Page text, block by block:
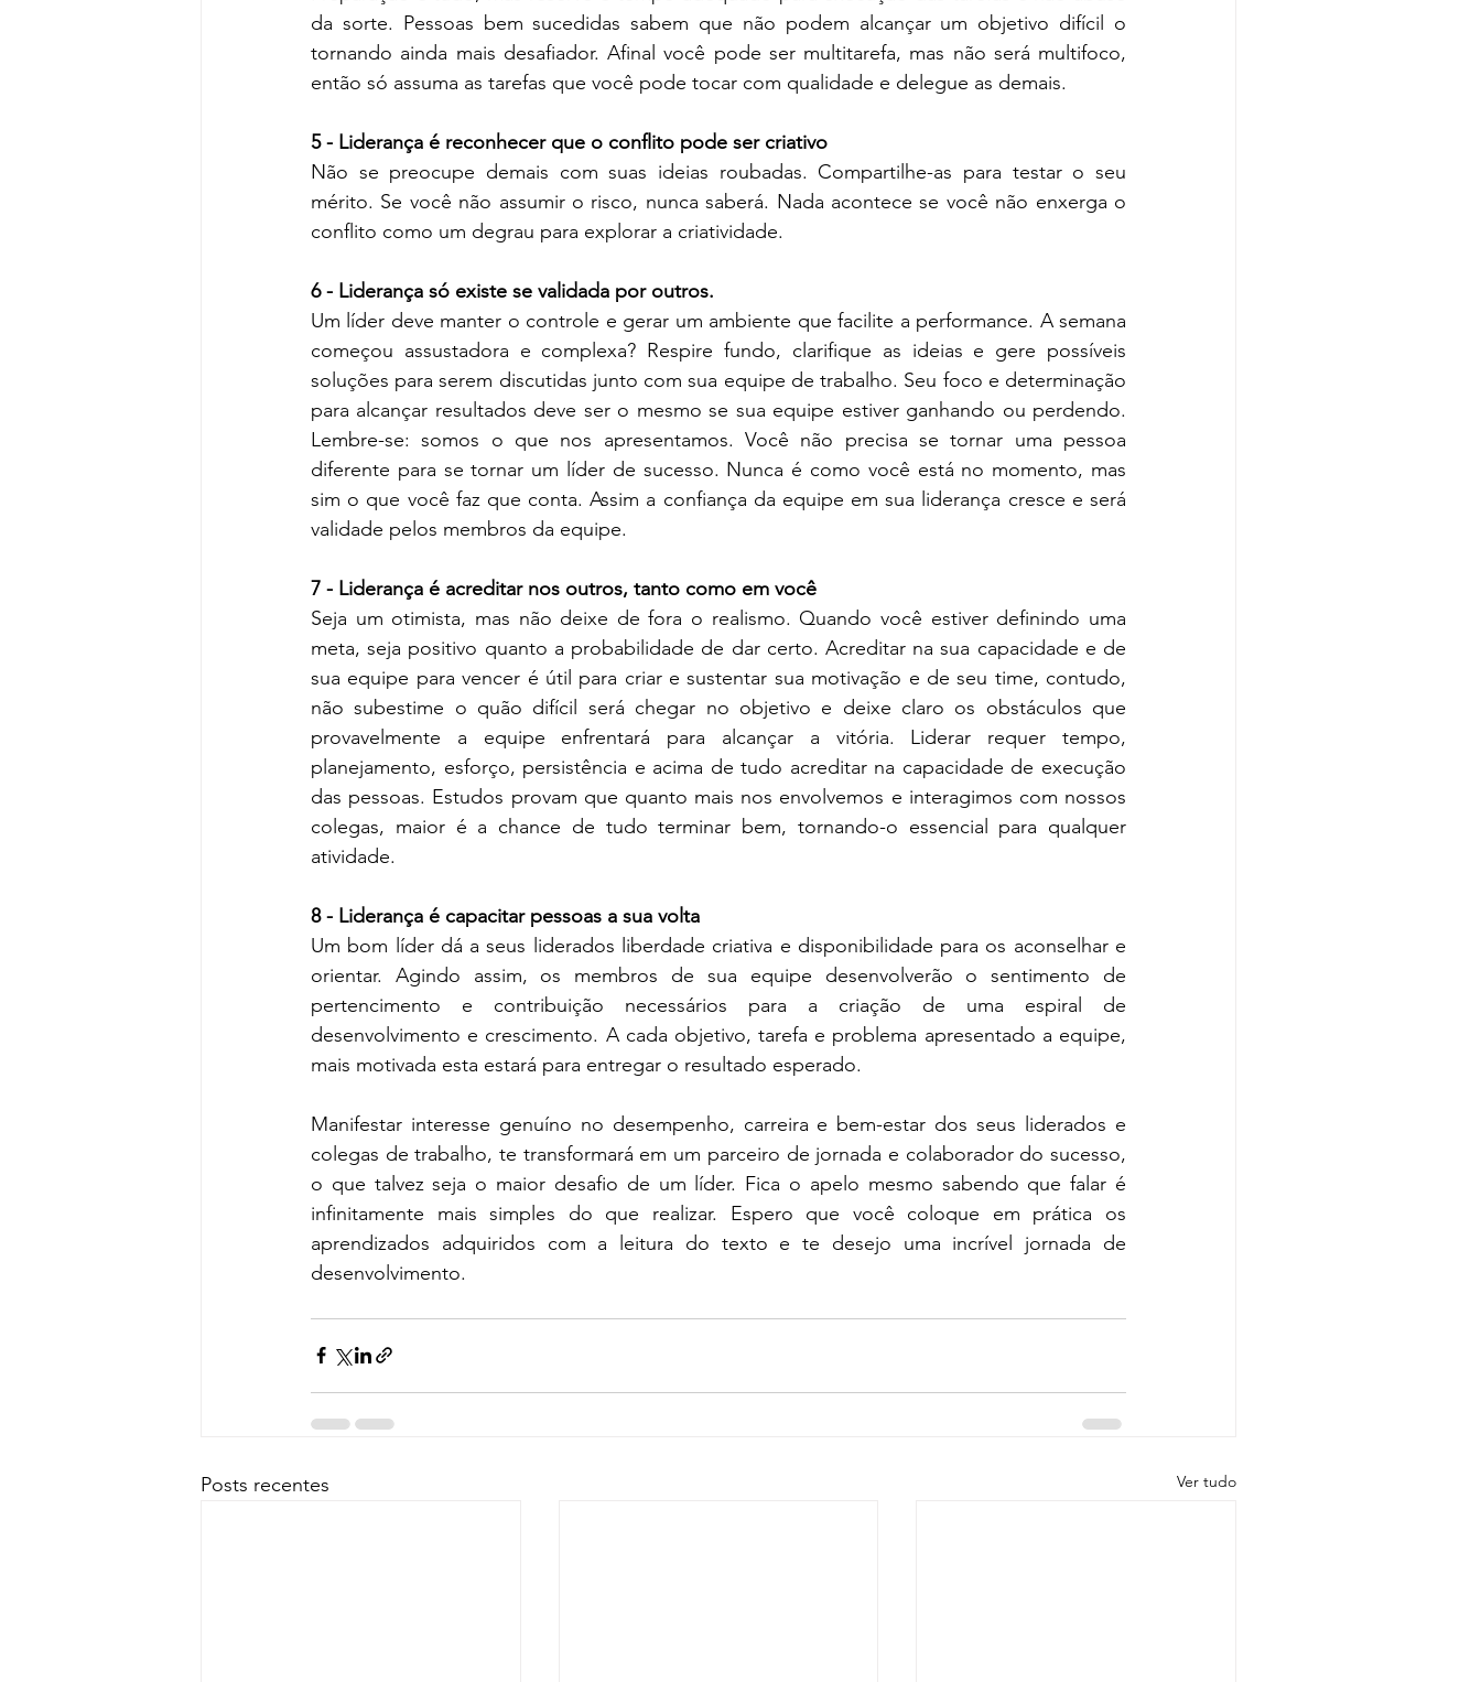
da sorte. Pessoas bem sucedidas sabem que não podem alcançar um objetivo difícil o
tornando ainda mais desafiador. Afinal você pode ser multitarefa, mas não será multifoco,
então só assuma as tarefas que você pode tocar com qualidade e delegue as demais.
5 - Liderança é reconhecer que o conflito pode ser criativo
Não se preocupe demais com suas ideias roubadas. Compartilhe-as para testar o seu
mérito. Se você não assumir o risco, nunca saberá. Nada acontece se você não enxerga o
conflito como um degrau para explorar a criatividade.
6 - Liderança só existe se validada por outros.
Um líder deve manter o controle e gerar um ambiente que facilite a performance. A semana
começou assustadora e complexa? Respire fundo, clarifique as ideias e gere possíveis
soluções para serem discutidas junto com sua equipe de trabalho. Seu foco e determinação
para alcançar resultados deve ser o mesmo se sua equipe estiver ganhando ou perdendo.
Lembre-se: somos o que nos apresentamos. Você não precisa se tornar uma pessoa
diferente para se tornar um líder de sucesso. Nunca é como você está no momento, mas
sim o que você faz que conta. Assim a confiança da equipe em sua liderança cresce e será
validade pelos membros da equipe.
7 - Liderança é acreditar nos outros, tanto como em você
Seja um otimista, mas não deixe de fora o realismo. Quando você estiver definindo uma
meta, seja positivo quanto a probabilidade de dar certo. Acreditar na sua capacidade e de
sua equipe para vencer é útil para criar e sustentar sua motivação e de seu time, contudo,
não subestime o quão difícil será chegar no objetivo e deixe claro os obstáculos que
provavelmente a equipe enfrentará para alcançar a vitória. Liderar requer tempo,
planejamento, esforço, persistência e acima de tudo acreditar na capacidade de execução
das pessoas. Estudos provam que quanto mais nos envolvemos e interagimos com nossos
colegas, maior é a chance de tudo terminar bem, tornando-o essencial para qualquer
atividade.
8 - Liderança é capacitar pessoas a sua volta
Um bom líder dá a seus liderados liberdade criativa e disponibilidade para os aconselhar e
orientar. Agindo assim, os membros de sua equipe desenvolverão o sentimento de
pertencimento e contribuição necessários para a criação de uma espiral de
desenvolvimento e crescimento. A cada objetivo, tarefa e problema apresentado a equipe,
mais motivada esta estará para entregar o resultado esperado.
Manifestar interesse genuíno no desempenho, carreira e bem-estar dos seus liderados e
colegas de trabalho, te transformará em um parceiro de jornada e colaborador do sucesso,
o que talvez seja o maior desafio de um líder. Fica o apelo mesmo sabendo que falar é
infinitamente mais simples do que realizar. Espero que você coloque em prática os
aprendizados adquiridos com a leitura do texto e te desejo uma incrível jornada de
desenvolvimento.
Posts recentes Ver tudo